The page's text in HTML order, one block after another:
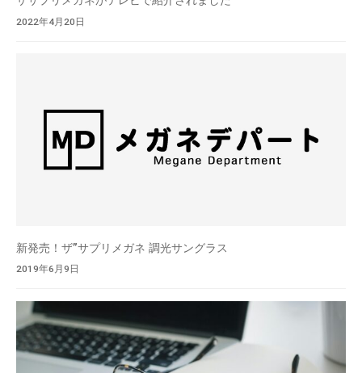
2022年4月20日
新発売！ザ”サプリメガネ 調光サングラス
2019年6月9日